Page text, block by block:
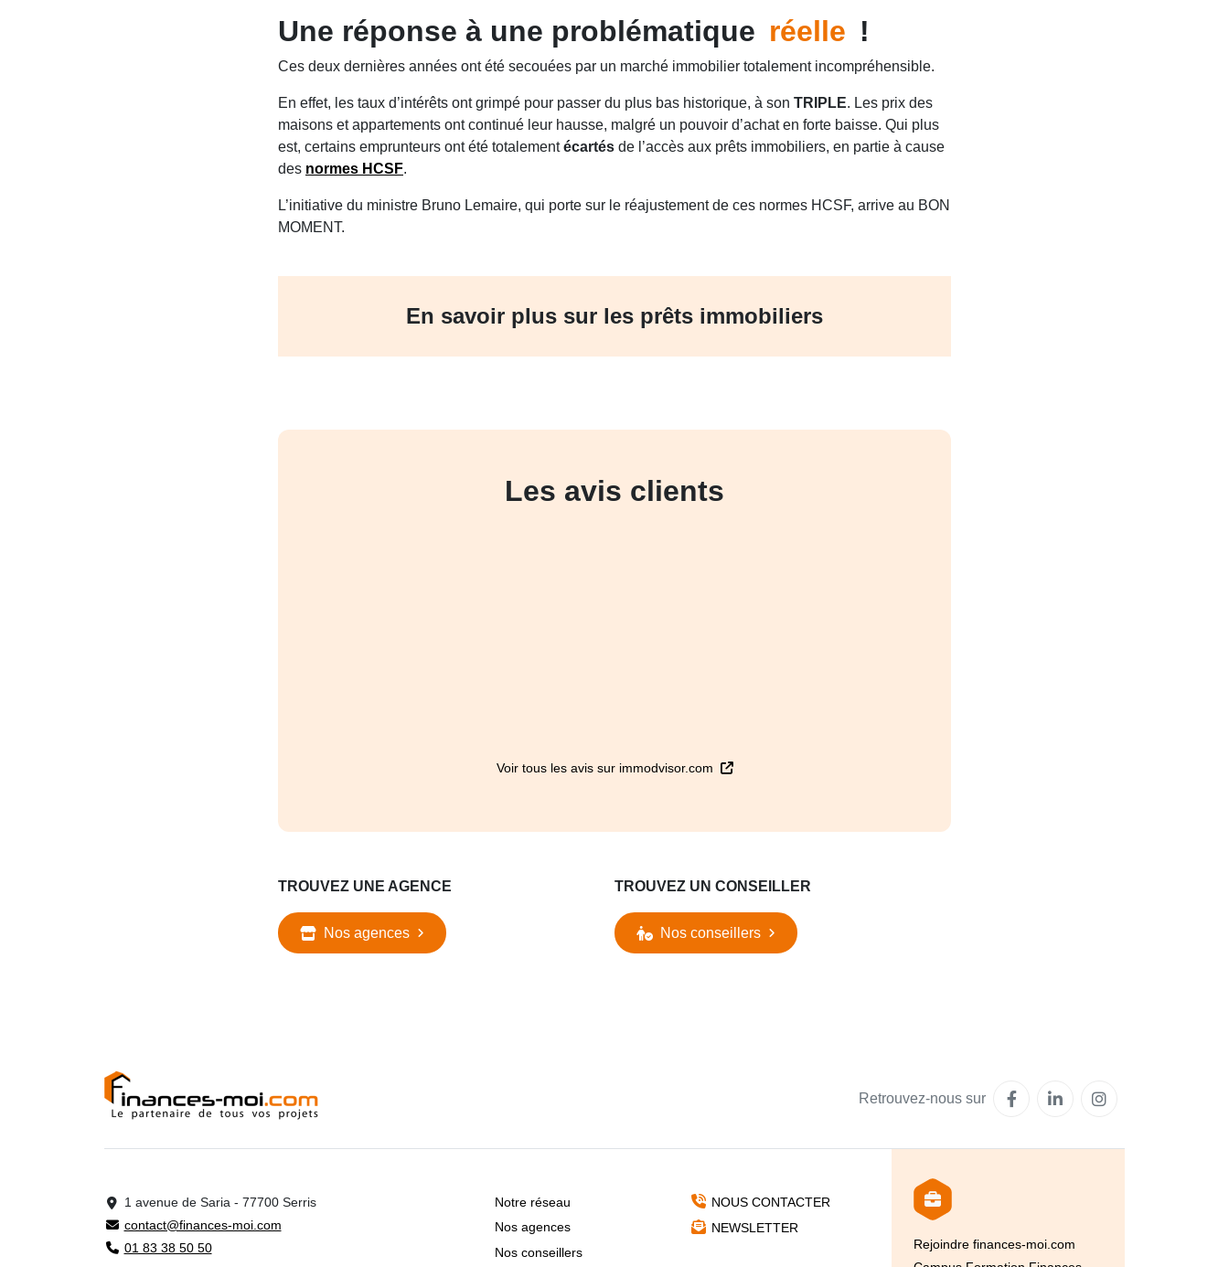
Une réponse à une problématique réelle !
Ces deux dernières années ont été secouées par un marché immobilier totalement incompréhensible.
En effet, les taux d’intérêts ont grimpé pour passer du plus bas historique, à son TRIPLE. Les prix des
maisons et appartements ont continué leur hausse, malgré un pouvoir d’achat en forte baisse. Qui plus
est, certains emprunteurs ont été totalementécartés de l’accès aux prêts immobiliers, en partie à cause
des normes HCSF.
L’initiative du ministre Bruno Lemaire, qui porte sur le réajustement de ces normes HCSF, arrive au BON
MOMENT.
En savoir plus sur les prêts immobiliers
Les avis clients
Voir tous les avis sur immodvisor.com
TROUVEZ UNE AGENCE
Nos agences
TROUVEZ UN CONSEILLER
Nos conseillers
Retrouvez-nous sur
1 avenue de Saria - 77700 Serris
contact@finances-moi.com
01 83 38 50 50
Notre réseau
Nos agences
Nos conseillers
NOUS CONTACTER
NEWSLETTER
Rejoindre finances-moi.com